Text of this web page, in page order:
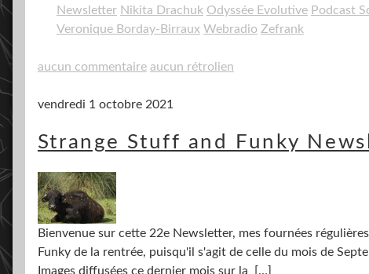
Newsletter Nikita Drachuk Odyssée Evolutive Podcast
Veronique Borday-Birraux Webradio Zefrank
aucun commentaire aucun rétrolien
vendredi 1 octobre 2021
Strange Stuff and Funky
Bienvenue sur cette 22e Newsletter, mes fournées
Funky de la rentrée, puisqu'il s'agit de celle du mois de
Images diffusées ce dernier mois sur la
[…]